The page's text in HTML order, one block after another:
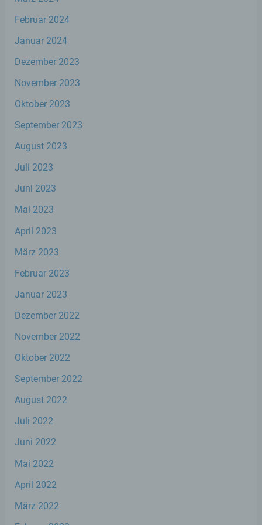
Februar 2024
Januar 2024
Dezember 2023
November 2023
Oktober 2023
September 2023
August 2023
Juli 2023
Juni 2023
Mai 2023
April 2023
März 2023
Februar 2023
Januar 2023
Dezember 2022
November 2022
Oktober 2022
September 2022
August 2022
Juli 2022
Juni 2022
Mai 2022
April 2022
März 2022
automatisierter Verfahren ausgeführte
Vorgang oder jede solche Vorgangsreihe im
Daten wie das Erheben, das Erfassen, die
die Anpassung oder Veränderung, das
die Offenlegung durch Übermittlung,
Bereitstellung, den Abgleich oder die
Löschen oder die Vernichtung.
Einschränkung der Verarbeitung ist die
ihre künftige Verarbeitung einzuschränken.
e) Profiling
Profiling ist jede Art der automatisierten
die darin besteht, dass diese
werden, um bestimmte persönliche
Aspekte, die sich auf eine natürliche Person
beziehen, zu bewerten, insbesondere, um
Aspekte bezüglich Arbeitsleistung,
wirtschaftlicher Lage, Gesundheit,
persönlicher Vorlieben, Interessen,
personenbezogener Daten in einer Weise,